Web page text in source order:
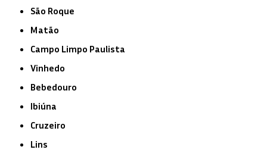
São Roque
Matão
Campo Limpo Paulista
Vinhedo
Bebedouro
Ibiúna
Cruzeiro
Lins